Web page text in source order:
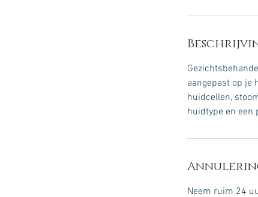
aangepast op je
huidcellen,
huidtype en een
Neem ruim 24